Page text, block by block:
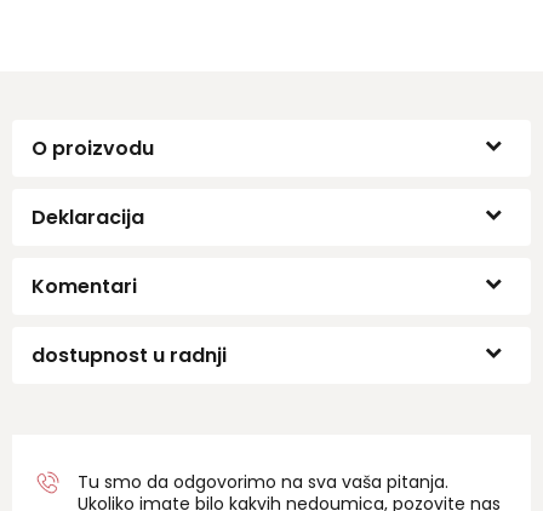
O proizvodu
Deklaracija
Komentari
dostupnost u radnji
Tu smo da odgovorimo na sva vaša pitanja.
Ukoliko imate bilo kakvih nedoumica, pozovite nas